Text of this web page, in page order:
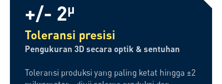
+/- 2µ
Toleransi presisi
Pengukuran 3D secara optik & sentuhan
Toleransi produksi yang paling ketat hingga ±2